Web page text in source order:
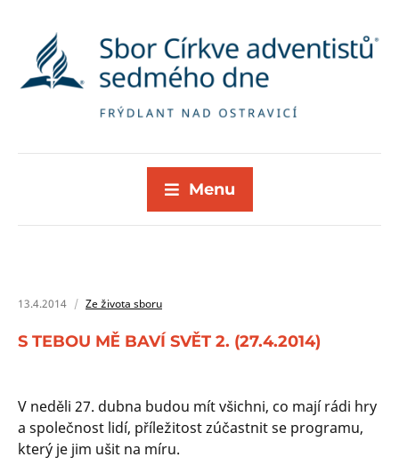
Menu
13.4.2014 Ze života sboru
S TEBOU MĚ BAVÍ SVĚT 2. (27.4.2014)
V neděli 27. dubna budou mít všichni, co mají rádi hry
a společnost lidí, příležitost zúčastnit se programu,
který je jim ušit na míru.